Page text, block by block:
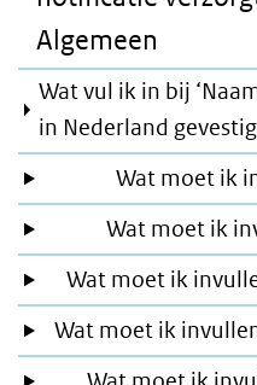
Algemeen
Wat vul ik in bij
in Nederland
Wat moet ik
Wat moet ik
Wat moet ik
Wat moet ik